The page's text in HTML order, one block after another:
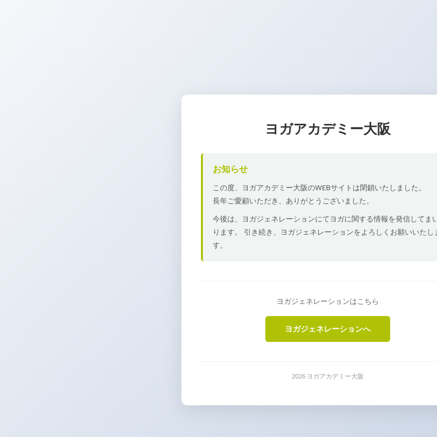
ヨガアカデミー大阪
お知らせ
この度、ヨガアカデミー大阪のWEBサイトは閉鎖いたしました。
長年ご愛顧いただき、ありがとうございました。
今後は、ヨガジェネレーションにてヨガに関する情報を発信してま
ります。 引き続き、ヨガジェネレーションをよろしくお願いいたし
す。
ヨガジェネレーションはこちら
ヨガジェネレーションへ
2026 ヨガアカデミー大阪